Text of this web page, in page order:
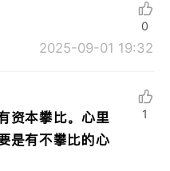
2025-09-01 19:32
0
资本攀比。心里
是有不攀比的心
1